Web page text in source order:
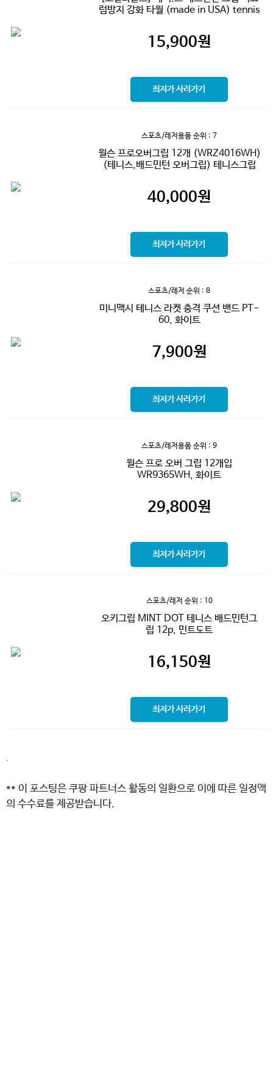
럼방지 강화 타월 (made in USA) tennis
15,900원
최저가 사러가기
스포츠/레저용품 순위 : 7
윌슨 프로오버그립 12개 (WRZ4016WH)
(테니스,배드민턴 오버그립) 테니스그립
40,000원
최저가 사러가기
스포츠/레저 순위 : 8
미니맥시 테니스 라켓 충격 쿠션 밴드 PT-
60, 화이트
7,900원
최저가 사러가기
스포츠/레저용품 순위 : 9
윌슨 프로 오버 그립 12개입
WR9365WH, 화이트
29,800원
최저가 사러가기
스포츠/레저 순위 : 10
오키그립 MINT DOT 테니스 배드민턴그
립 12p, 민트도트
16,150원
최저가 사러가기
.
** 이 포스팅은 쿠팡 파트너스 활동의 일환으로 이에 따른 일정액
의 수수료를 제공받습니다.